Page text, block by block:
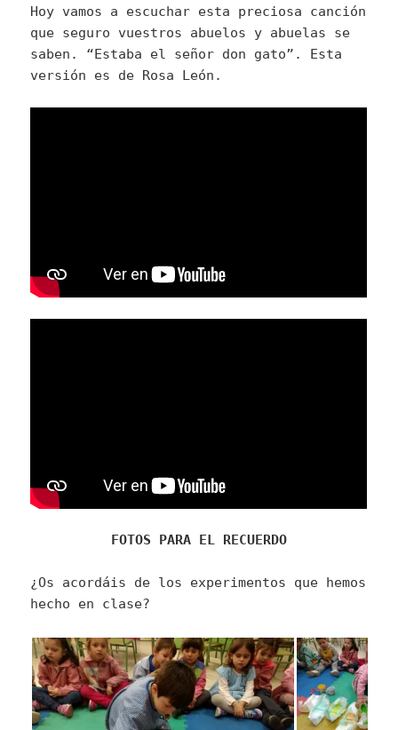
Hoy vamos a escuchar esta preciosa canción
que seguro vuestros abuelos y abuelas se
saben. “Estaba el señor don gato”. Esta
versión es de Rosa León.
FOTOS PARA EL RECUERDO
¿Os acordáis de los experimentos que hemos
hecho en clase?